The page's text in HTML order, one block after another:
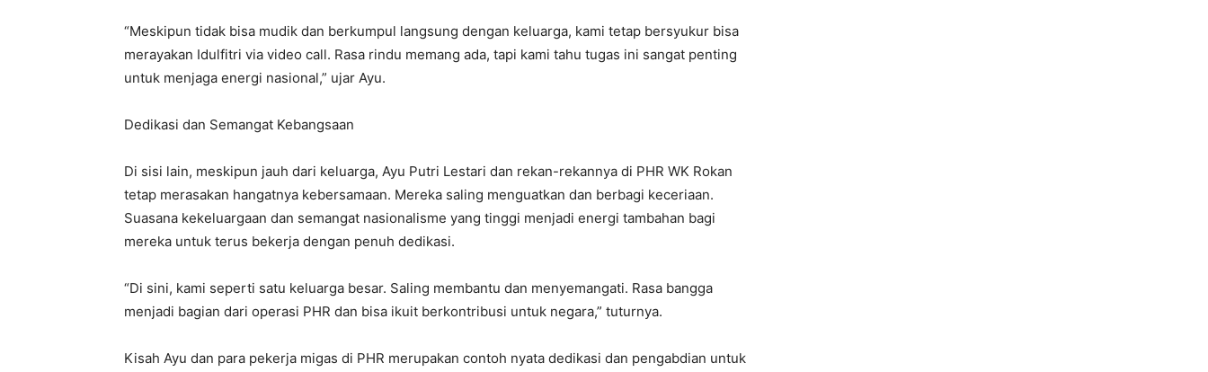
“Meskipun tidak bisa mudik dan berkumpul langsung dengan keluarga, kami tetap bersyukur bisa
merayakan Idulfitri via video call. Rasa rindu memang ada, tapi kami tahu tugas ini sangat penting
untuk menjaga energi nasional,” ujar Ayu.
Dedikasi dan Semangat Kebangsaan
Di sisi lain, meskipun jauh dari keluarga, Ayu Putri Lestari dan rekan-rekannya di PHR WK Rokan
tetap merasakan hangatnya kebersamaan. Mereka saling menguatkan dan berbagi keceriaan.
Suasana kekeluargaan dan semangat nasionalisme yang tinggi menjadi energi tambahan bagi
mereka untuk terus bekerja dengan penuh dedikasi.
“Di sini, kami seperti satu keluarga besar. Saling membantu dan menyemangati. Rasa bangga
menjadi bagian dari operasi PHR dan bisa ikuit berkontribusi untuk negara,” tuturnya.
Kisah Ayu dan para pekerja migas di PHR merupakan contoh nyata dedikasi dan pengabdian untuk